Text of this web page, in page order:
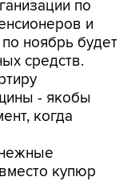
ноябрь будет
средств.
- якобы
когда
купюр
в